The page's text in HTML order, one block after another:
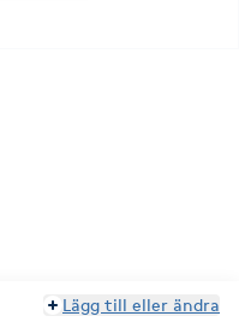
Lägg till eller ändra